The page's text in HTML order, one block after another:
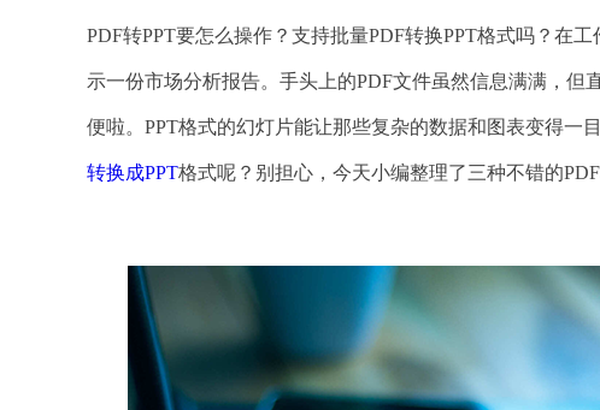
PDF转PPT要怎么操作？支持批量PDF转换PPT格式吗？在
示一份市场分析报告。手头上的PDF文件虽然信息满满，但
便啦。PPT格式的幻灯片能让那些复杂的数据和图表变得一
转换成PPT格式呢？别担心，今天小编整理了三种不错的